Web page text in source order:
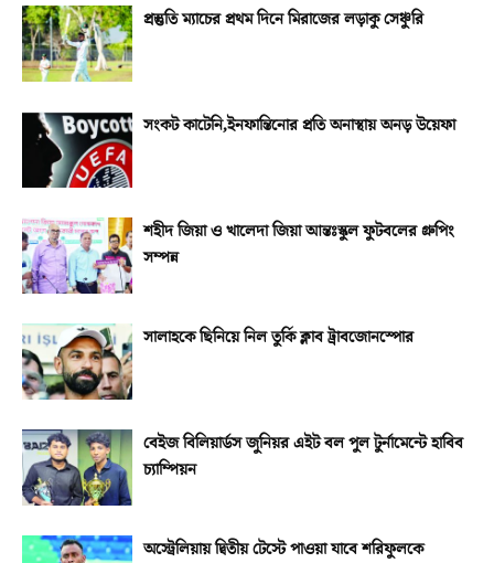
প্রস্তুতি ম্যাচের প্রথম দিনে মিরাজের লড়াকু সেঞ্চুরি
সংকট কাটেনি,ইনফান্তিনোর প্রতি অনাস্থায় অনড় উয়েফা
শহীদ জিয়া ও খালেদা জিয়া আন্তঃস্কুল ফুটবলের গ্রুপিং
সম্পন্ন
সালাহকে ছিনিয়ে নিল তুর্কি ক্লাব ট্রাবজোনস্পোর
বেইজ বিলিয়ার্ডস জুনিয়র এইট বল পুল টুর্নামেন্টে হাবিব
চ্যাম্পিয়ন
অস্ট্রেলিয়ায় দ্বিতীয় টেস্টে পাওয়া যাবে শরিফুলকে